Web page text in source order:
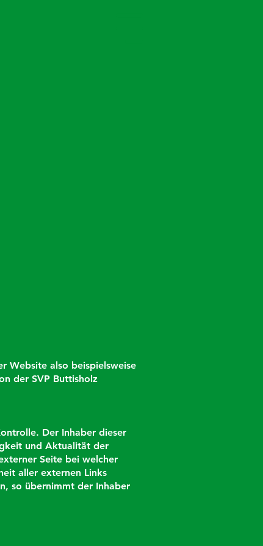
Website also beispielsweise
der SVP Buttisholz
Der Inhaber dieser
und Aktualität der
Seite bei welcher
aller externen Links
so übernimmt der Inhaber